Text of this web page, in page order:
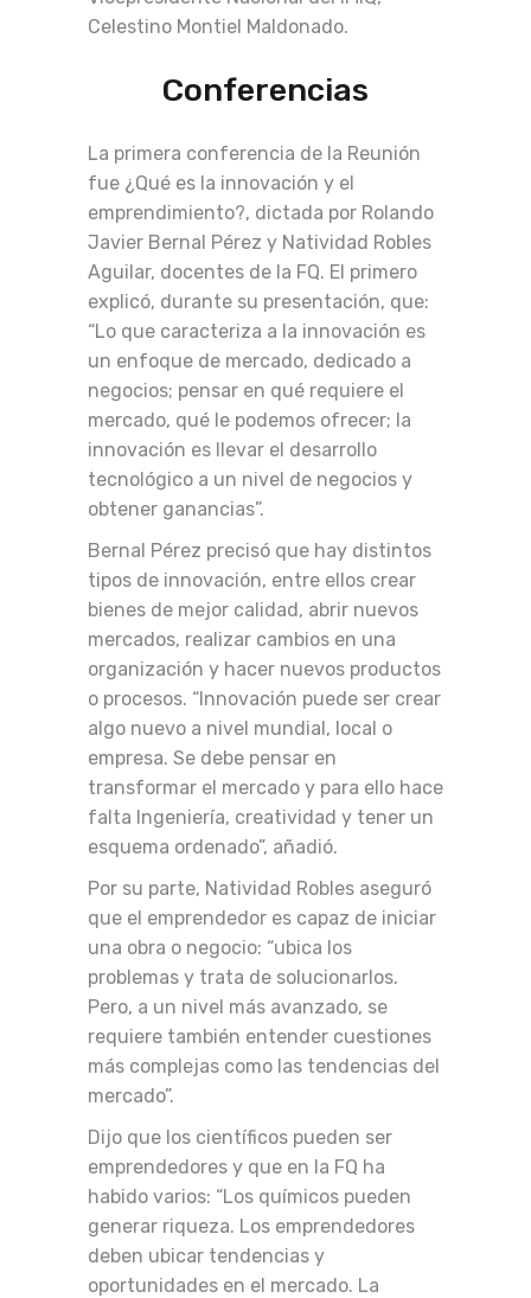
Celestino Montiel Maldonado.
Conferencias
La primera conferencia de la Reunión
fue ¿Qué es la innovación y el
emprendimiento?, dictada por Rolando
Javier Bernal Pérez y Natividad Robles
Aguilar, docentes de la FQ. El primero
explicó, durante su presentación, que:
“Lo que caracteriza a la innovación es
un enfoque de mercado, dedicado a
negocios; pensar en qué requiere el
mercado, qué le podemos ofrecer; la
innovación es llevar el desarrollo
tecnológico a un nivel de negocios y
obtener ganancias”.
Bernal Pérez precisó que hay distintos
tipos de innovación, entre ellos crear
bienes de mejor calidad, abrir nuevos
mercados, realizar cambios en una
organización y hacer nuevos productos
o procesos. “Innovación puede ser crear
algo nuevo a nivel mundial, local o
empresa. Se debe pensar en
transformar el mercado y para ello hace
falta Ingeniería, creatividad y tener un
esquema ordenado”, añadió.
Por su parte, Natividad Robles aseguró
que el emprendedor es capaz de iniciar
una obra o negocio: “ubica los
problemas y trata de solucionarlos.
Pero, a un nivel más avanzado, se
requiere también entender cuestiones
más complejas como las tendencias del
mercado”.
Dijo que los científicos pueden ser
emprendedores y que en la FQ ha
habido varios: “Los químicos pueden
generar riqueza. Los emprendedores
deben ubicar tendencias y
oportunidades en el mercado. La